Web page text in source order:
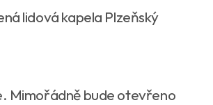
lidová kapela Plzeňský
Mimořádně bude otevřeno